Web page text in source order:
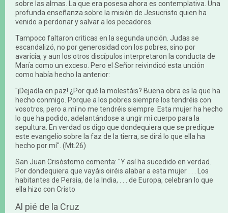
sobre las almas. La que era posesa ahora es contemplativa. Una
profunda enseñanza sobre la misión de Jesucristo quien ha
venido a perdonar y salvar a los pecadores.
Tampoco faltaron criticas en la segunda unción. Judas se
escandalizó, no por generosidad con los pobres, sino por
avaricia, y aun los otros discípulos interpretaron la conducta de
María como un exceso. Pero el Señor reivindicó esta unción
como había hecho la anterior:
"¡Dejadla en paz! ¿Por qué la molestáis? Buena obra es la que ha
hecho conmigo. Porque a los pobres siempre los tendréis con
vosotros, pero a mí no me tendréis siempre. Esta mujer ha hecho
lo que ha podido, adelantándose a ungir mi cuerpo para la
sepultura. En verdad os digo que dondequiera que se predique
este evangelio sobre la faz de la tierra, se dirá lo que ella ha
hecho por mí". (Mt.26)
San Juan Crisóstomo comenta: "Y así ha sucedido en verdad.
Por dondequiera que vayáis oiréis alabar a esta mujer . . . Los
habitantes de Persia, de la India, . . . de Europa, celebran lo que
ella hizo con Cristo
Al pié de la Cruz